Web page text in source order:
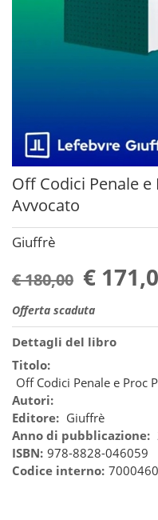
Off Codici Penale e
Avvocato
Giuffrè
€ 180,00 €
Offerta scaduta
Dettagli del libro
Titolo:
Off Codici Penale e Proc
Autori:
Editore: Giuffrè
Anno di pubblicazione:
ISBN: 978-8828-046059
Codice interno: